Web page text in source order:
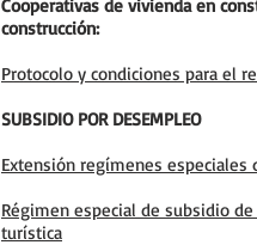
Cooperativas de vivienda en
construcción:
Protocolo y condiciones para el
SUBSIDIO POR DESEMPLEO
Extensión regímenes
Régimen especial de subsidio
turística